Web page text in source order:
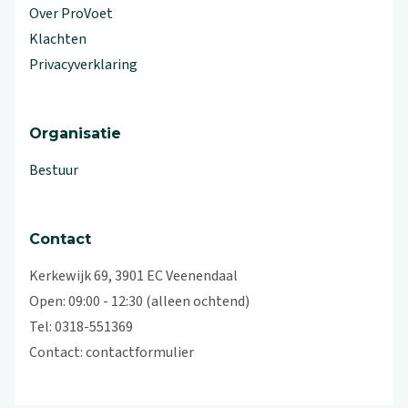
Over ProVoet
Klachten
Privacyverklaring
Organisatie
Bestuur
Contact
Kerkewijk 69, 3901 EC Veenendaal
Open: 09:00 - 12:30 (alleen ochtend)
Tel: 0318-551369
Contact:contactformulier